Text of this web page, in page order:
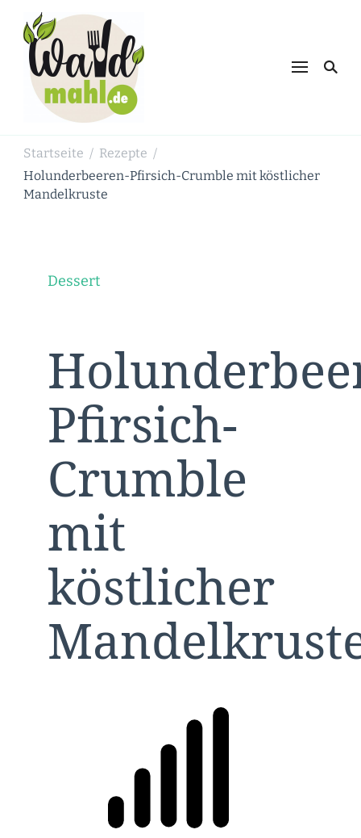
Schnabulieren, was die Natur einem
Startseite / Rezepte /
Holunderbeeren-Pfirsich-Crumble mit köstlicher
Mandelkruste
Dessert
Pfirsich-
Crumble
mit
köstlicher